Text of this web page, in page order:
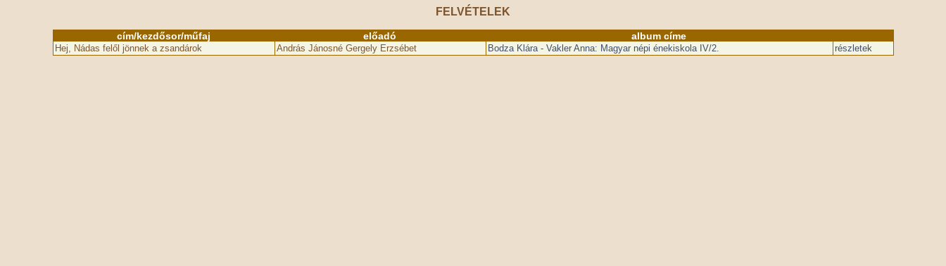
FELVÉTELEK
cím/kezdősor/műfaj előadó album címe
Hej, Nádas felől jönnek a zsandárok András Jánosné Gergely Erzsébet Bodza Klára - Vakler Anna: Magyar népi énekiskola IV/2. részletek